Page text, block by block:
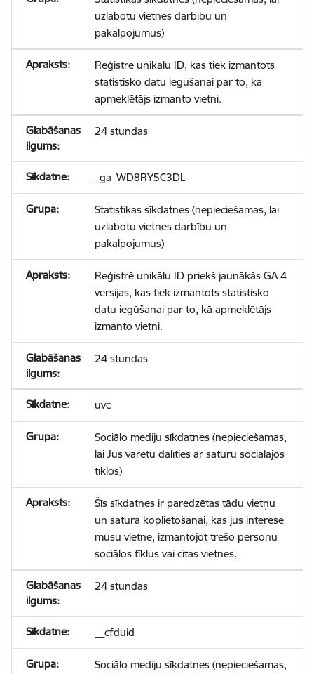
uzlabotu vietnes darbību un
pakalpojumus)
Reģistrē unikālu ID, kas tiek izmantots
statistisko datu iegūšanai par to, kā
apmeklētājs izmanto vietni.
24 stundas
_ga_WD8RY5C3DL
Statistikas sīkdatnes (nepieciešamas, lai
uzlabotu vietnes darbību un
pakalpojumus)
Reģistrē unikālu ID priekš jaunākās GA 4
versijas, kas tiek izmantots statistisko
datu iegūšanai par to, kā apmeklētājs
izmanto vietni.
24 stundas
uvc
Sociālo mediju sīkdatnes (nepieciešamas,
lai Jūs varētu dalīties ar saturu sociālajos
tīklos)
Šīs sīkdatnes ir paredzētas tādu vietņu
un satura koplietošanai, kas jūs interesē
mūsu vietnē, izmantojot trešo personu
sociālos tīklus vai citas vietnes.
24 stundas
__cfduid
Sociālo mediju sīkdatnes (nepieciešamas,